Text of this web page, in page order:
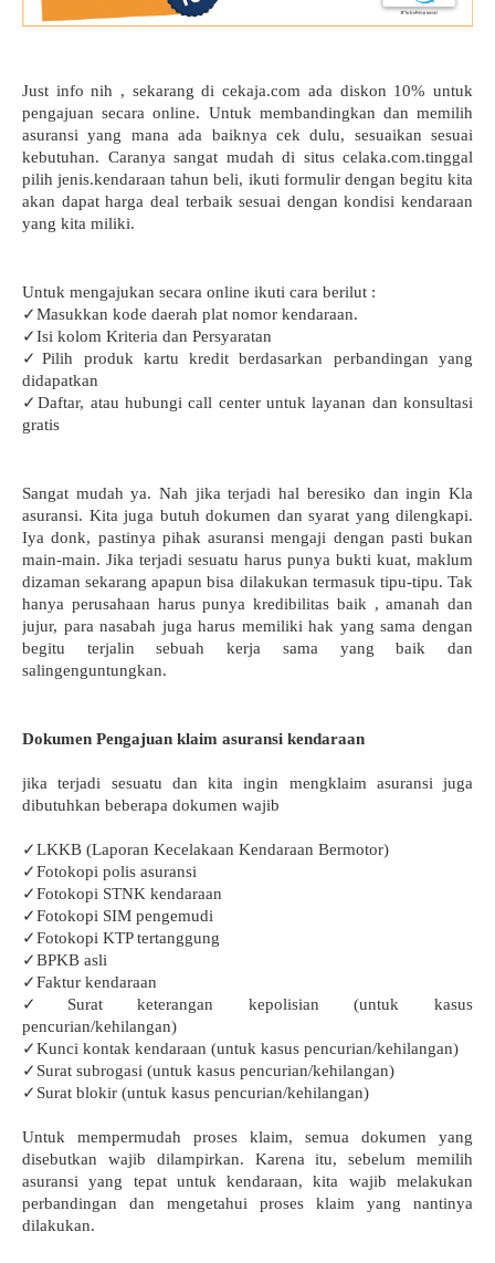
Just info nih , sekarang di cekaja.com ada diskon 10% untuk
pengajuan secara online. Untuk membandingkan dan memilih
asuransi yang mana ada baiknya cek dulu, sesuaikan sesuai
kebutuhan. Caranya sangat mudah di situs celaka.com.tinggal
pilih jenis.kendaraan tahun beli, ikuti formulir dengan begitu kita
akan dapat harga deal terbaik sesuai dengan kondisi kendaraan
yang kita miliki.
Untuk mengajukan secara online ikuti cara berilut :
✓Masukkan kode daerah plat nomor kendaraan.
✓Isi kolom Kriteria dan Persyaratan
✓Pilih produk kartu kredit berdasarkan perbandingan yang
didapatkan
✓Daftar, atau hubungi call center untuk layanan dan konsultasi
gratis
Sangat mudah ya. Nah jika terjadi hal beresiko dan ingin Kla
asuransi. Kita juga butuh dokumen dan syarat yang dilengkapi.
Iya donk, pastinya pihak asuransi mengaji dengan pasti bukan
main-main. Jika terjadi sesuatu harus punya bukti kuat, maklum
dizaman sekarang apapun bisa dilakukan termasuk tipu-tipu. Tak
hanya perusahaan harus punya kredibilitas baik , amanah dan
jujur, para nasabah juga harus memiliki hak yang sama dengan
begitu terjalin sebuah kerja sama yang baik dan
salingenguntungkan.
Dokumen Pengajuan klaim asuransi kendaraan
jika terjadi sesuatu dan kita ingin mengklaim asuransi juga
dibutuhkan beberapa dokumen wajib
✓LKKB (Laporan Kecelakaan Kendaraan Bermotor)
✓Fotokopi polis asuransi
✓Fotokopi STNK kendaraan
✓Fotokopi SIM pengemudi
✓Fotokopi KTP tertanggung
✓BPKB asli
✓Faktur kendaraan
✓Surat keterangan kepolisian (untuk kasus
pencurian/kehilangan)
✓Kunci kontak kendaraan (untuk kasus pencurian/kehilangan)
✓Surat subrogasi (untuk kasus pencurian/kehilangan)
✓Surat blokir (untuk kasus pencurian/kehilangan)
Untuk mempermudah proses klaim, semua dokumen yang
disebutkan wajib dilampirkan. Karena itu, sebelum memilih
asuransi yang tepat untuk kendaraan, kita wajib melakukan
perbandingan dan mengetahui proses klaim yang nantinya
dilakukan.